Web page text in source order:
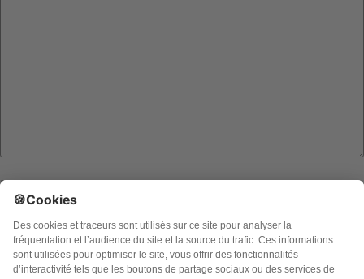
Nom
E-mail